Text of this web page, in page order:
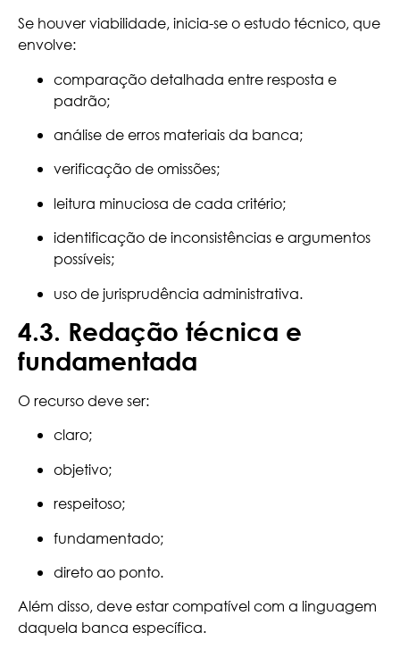
Se houver viabilidade, inicia-se o estudo técnico, que
envolve:
comparação detalhada entre resposta e
padrão;
análise de erros materiais da banca;
verificação de omissões;
leitura minuciosa de cada critério;
identificação de inconsistências e argumentos
possíveis;
uso de jurisprudência administrativa.
4.3. Redação técnica e
fundamentada
O recurso deve ser:
claro;
objetivo;
respeitoso;
fundamentado;
direto ao ponto.
Além disso, deve estar compatível com a linguagem
daquela banca específica.